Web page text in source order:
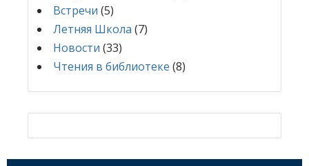
Встречи (5)
Летняя Школа (7)
Новости (33)
Чтения в библиотеке (8)